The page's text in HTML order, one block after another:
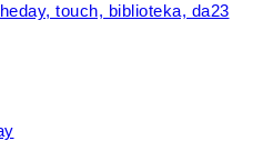
touch, biblioteka, da23